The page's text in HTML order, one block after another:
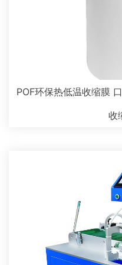
POF环保热低温收缩膜
收